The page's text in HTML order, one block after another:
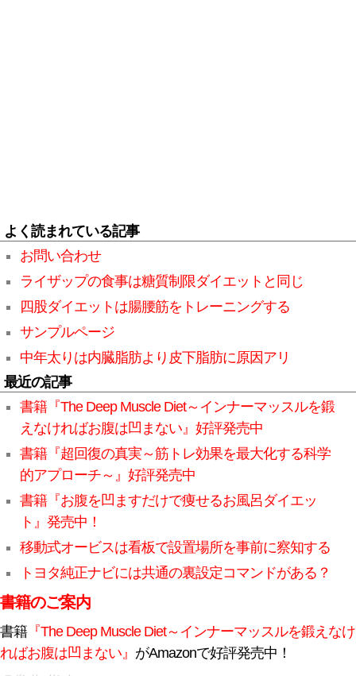
よく読まれている記事
お問い合わせ
ライザップの食事は糖質制限ダイエットと同じ
四股ダイエットは腸腰筋をトレーニングする
サンプルページ
中年太りは内臓脂肪より皮下脂肪に原因アリ
最近の記事
書籍『The Deep Muscle Diet～インナーマッスルを鍛
えなければお腹は凹まない』好評発売中
書籍『超回復の真実～筋トレ効果を最大化する科学
的アプローチ～』好評発売中
書籍『お腹を凹ますだけで痩せるお風呂ダイエッ
ト』発売中！
移動式オービスは看板で設置場所を事前に察知する
トヨタ純正ナビには共通の裏設定コマンドがある？
書籍のご案内
書籍『The Deep Muscle Diet～インナーマッスルを鍛えなけ
ればお腹は凹まない』 がAmazonで好評発売中！